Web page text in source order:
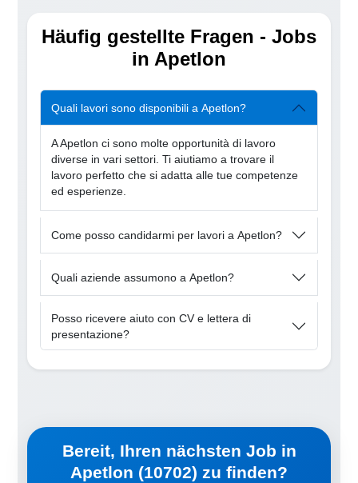
Häufig gestellte Fragen - Jobs
in Apetlon
Quali lavori sono disponibili a Apetlon?
A Apetlon ci sono molte opportunità di lavoro
diverse in vari settori. Ti aiutiamo a trovare il
lavoro perfetto che si adatta alle tue competenze
ed esperienze.
Come posso candidarmi per lavori a Apetlon?
Quali aziende assumono a Apetlon?
Posso ricevere aiuto con CV e lettera di
presentazione?
Bereit, Ihren nächsten Job in
Apetlon (10702) zu finden?